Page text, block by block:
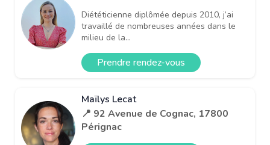
Diététicienne diplômée depuis 2010, j’ai
travaillé de nombreuses années dans le
milieu de la...
Prendre rendez-vous
Maïlys Lecat
📍 92 Avenue de Cognac, 17800
Pérignac